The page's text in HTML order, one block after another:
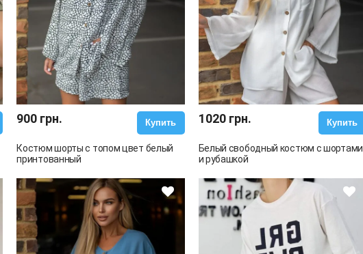
900 грн. Купить
Костюм шорты с топом цвет белый
принтованный
1020 грн. Купить
Белый свободный костюм с шортами
и рубашкой